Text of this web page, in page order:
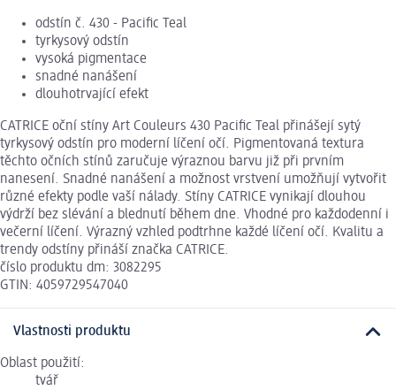
odstín č. 430 - Pacific Teal
tyrkysový odstín
vysoká pigmentace
snadné nanášení
dlouhotrvající efekt
CATRICE oční stíny Art Couleurs 430 Pacific Teal přinášejí sytý
tyrkysový odstín pro moderní líčení očí. Pigmentovaná textura
těchto očních stínů zaručuje výraznou barvu již při prvním
nanesení. Snadné nanášení a možnost vrstvení umožňují vytvořit
různé efekty podle vaší nálady. Stíny CATRICE vynikají dlouhou
výdrží bez slévání a blednutí během dne. Vhodné pro každodenní i
večerní líčení. Výrazný vzhled podtrhne každé líčení očí. Kvalitu a
trendy odstíny přináší značka CATRICE.
číslo produktu dm: 3082295
GTIN: 4059729547040
Vlastnosti produktu
Oblast použití:
tvář